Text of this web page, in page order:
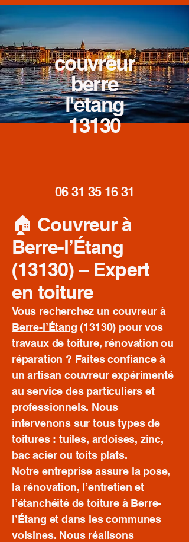
couvreur
berre
l'etang
13130
06 31 35 16 31
🏠 Couvreur à
Berre-l’Étang
(13130) – Expert
en toiture
Vous recherchez un couvreur à
Berre-l’Étang (13130) pour vos
travaux de toiture, rénovation ou
réparation ? Faites confiance à
un artisan couvreur expérimenté
au service des particuliers et
professionnels. Nous
intervenons sur tous types de
toitures : tuiles, ardoises, zinc,
bac acier ou toits plats.
Notre entreprise assure la pose,
la rénovation, l’entretien et
l’étanchéité de toiture à Berre-
l’Étang et dans les communes
voisines. Nous réalisons